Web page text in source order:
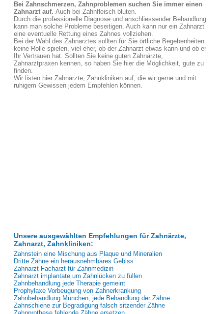
Bei Zahnschmerzen, Zahnproblemen suchen Sie immer einen
Zahnarzt auf. Auch bei Zahnfleisch bluten.
Durch die professionelle Diagnose und anschliessender Behandlung
kann man solche Probleme beseitigen. Auch kann nur ein Zahnarzt
eine eventuelle Rettung eines Zahnes vollziehen.
Bei der Wahl des Zahnarztes sollten für Sie örtliche Begebenheiten
keine Rolle spielen, viel eher, ob der Zahnarzt etwas kann und ob er
Ihr Vertrauen hat. Sollten Sie keine guten Zahnärzte,
Zahnarztpraxen kennen, so haben Sie hier die Möglichkeit, gute zu
finden.
Wir listen hier Zahnärzte, Zahnkliniken auf, die wir gerne und mit
ruhigem Gewissen jedem Empfehlen können.
Unsere ausgewählten Empfehlungen für Zahnärzte,
Zahnarzt, Zahnkliniken:
Zahnstein eine Mischung aus Plaque und Mineralien
Dritte Zähne ein herausnehmbares Gebiss
Zahnarzt Facharzt für Zahnmedizin
Zahnarzt implantate um Zahnlücken zu füllen
Zahnbehandlung jede Therapie gemeint
Prophylaxe Vorbeugung von Zahnerkrankung
Zahnbehandlung München, jede Behandlung der Zähne
Zahnschiene zur Begradigung falsch sitzender Zähne